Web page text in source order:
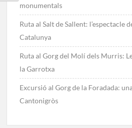
monumentals
Ruta al Salt de Sallent: l’espectacle
Catalunya
Ruta al Gorg del Molí dels Murris:
la Garrotxa
Excursió al Gorg de la Foradada:
Cantonigròs